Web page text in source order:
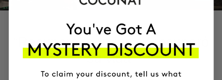
“Recuperó la visión. Y recuperó
su vida”